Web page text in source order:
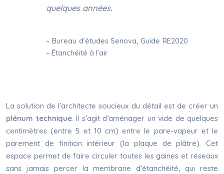
quelques années.
– Bureau d’études Senova, Guide RE2020
– Étanchéité à l’air
La solution de l’architecte soucieux du détail est de créer un
plénum technique. Il s’agit d’aménager un vide de quelques
centimètres (entre 5 et 10 cm) entre le pare-vapeur et le
parement de finition intérieur (la plaque de plâtre). Cet
espace permet de faire circuler toutes les gaines et réseaux
sans jamais percer la membrane d’étanchéité, qui reste